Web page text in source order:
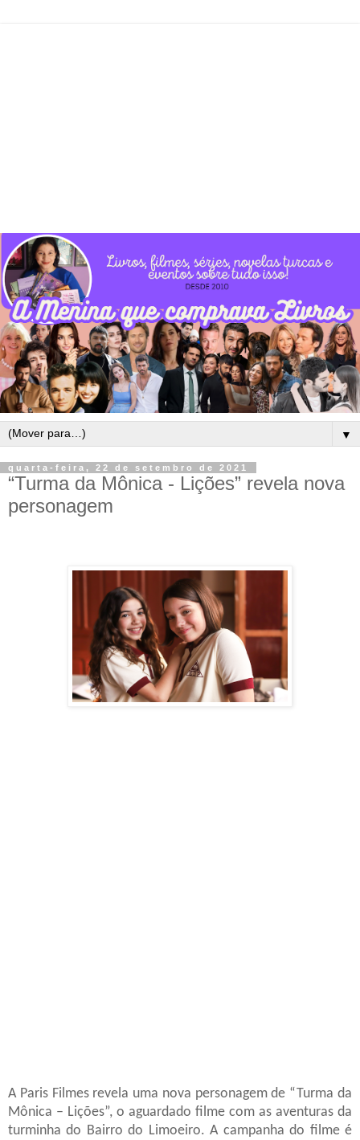
▼
quarta-feira, 22 de setembro de 2021
“Turma da Mônica - Lições” revela nova
personagem
A Paris Filmes revela uma nova personagem de “Turma da
Mônica – Lições”, o aguardado filme com as aventuras da
turminha do Bairro do Limoeiro. A campanha do filme é